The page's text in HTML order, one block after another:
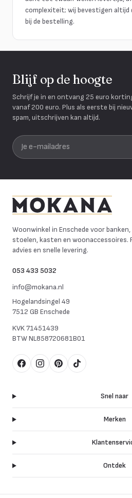
complexiteit; wij bevestigen altijd
bij de bestelling.
Blijf op de hoogte
Schrijf je in en ontvang 25 euro
vanaf 200 euro. Plus als eerste bij
spam, uitschrijven kan altijd.
Je e-mailadres
Woonwinkel in Enschede voor
stoelen, kasten en woonaccessoires.
advies en snelle levering.
053 433 5032
info@mokana.nl
Hogelandsingel 49
7512 GB Enschede
KVK71451439
BTWNL858720681B01
FacebookInstagram
Pinterest
TikTok
Snel naar
Merken
Ontdek